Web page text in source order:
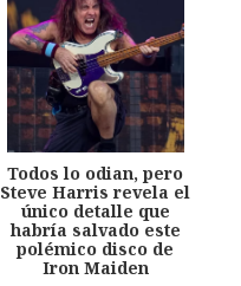
Todos lo odian, pero
Steve Harris revela el
único detalle que
habría salvado este
polémico disco de
Iron Maiden